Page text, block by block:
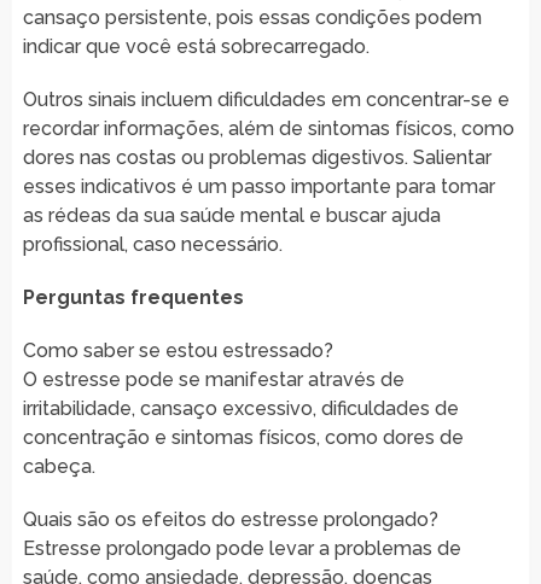
cansaço persistente, pois essas condições podem
indicar que você está sobrecarregado.
Outros sinais incluem dificuldades em concentrar-se e
recordar informações, além de sintomas físicos, como
dores nas costas ou problemas digestivos. Salientar
esses indicativos é um passo importante para tomar
as rédeas da sua saúde mental e buscar ajuda
profissional, caso necessário.
Perguntas frequentes
Como saber se estou estressado?
O estresse pode se manifestar através de
irritabilidade, cansaço excessivo, dificuldades de
concentração e sintomas físicos, como dores de
cabeça.
Quais são os efeitos do estresse prolongado?
Estresse prolongado pode levar a problemas de
saúde, como ansiedade, depressão, doenças